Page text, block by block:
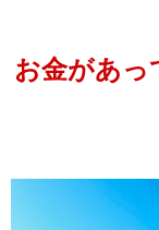
お金があっ